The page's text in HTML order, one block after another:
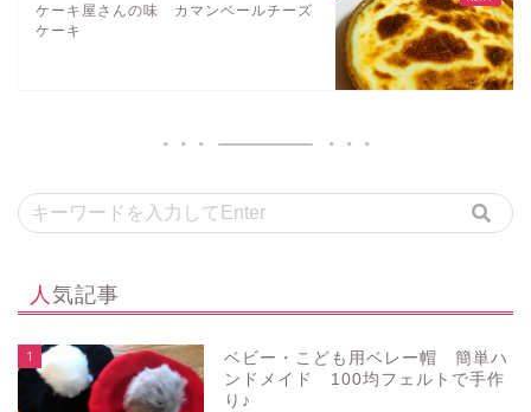
ケーキ屋さんの味 カマンベールチーズ
ケーキ
人気記事
1
ベビー・こども用ベレー帽 簡単ハ
ンドメイド 100均フェルトで手作
り♪